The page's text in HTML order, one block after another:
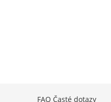
FAQ Časté dotazy